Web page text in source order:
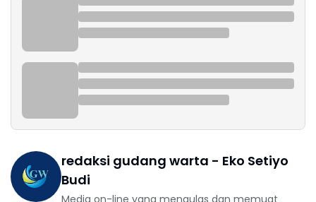
redaksi gudang warta - Eko Setiyo
Budi
Media on-line yang mengulas dan memuat